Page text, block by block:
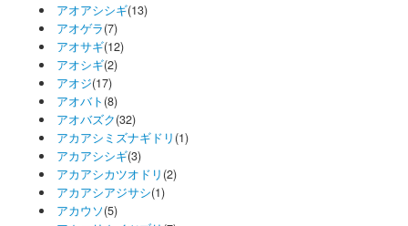
アオアシシギ(13)
アオゲラ(7)
アオサギ(12)
アオシギ(2)
アオジ(17)
アオバト (8)
アオバズク(32)
アカアシミズナギドリ (1)
アカアシシギ(3)
アカアシカツオドリ (2)
アカアシアジサシ(1)
アカウソ(5)